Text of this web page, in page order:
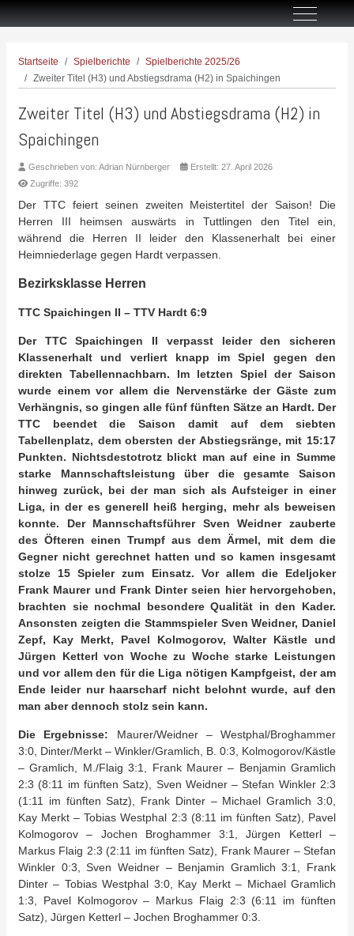
Off-
Startseite Spielberichte
Spielberichte 2025/26
Zweiter Titel (H3) und Abstiegsdrama (H2) in Spaichingen
Zweiter Titel (H3) und Abstiegsdrama (H2) in
Spaichingen
Geschrieben von: Adrian Nürnberger
Erstellt: 27. April 2026
Zugriffe: 392
Der TTC feiert seinen zweiten Meistertitel der Saison! Die
Herren III heimsen auswärts in Tuttlingen den Titel ein,
während die Herren II leider den Klassenerhalt bei einer
Heimniederlage gegen Hardt verpassen.
Bezirksklasse Herren
TTC Spaichingen II – TTV Hardt 6:9
Der TTC Spaichingen II verpasst leider den sicheren
Klassenerhalt und verliert knapp im Spiel gegen den
direkten Tabellennachbarn. Im letzten Spiel der Saison
wurde einem vor allem die Nervenstärke der Gäste zum
Verhängnis, so gingen alle fünf fünften Sätze an Hardt. Der
TTC beendet die Saison damit auf dem siebten
Tabellenplatz, dem obersten der Abstiegsränge, mit 15:17
Punkten. Nichtsdestotrotz blickt man auf eine in Summe
starke Mannschaftsleistung über die gesamte Saison
hinweg zurück, bei der man sich als Aufsteiger in einer
Liga, in der es generell heiß herging, mehr als beweisen
konnte. Der Mannschaftsführer Sven Weidner zauberte
des Öfteren einen Trumpf aus dem Ärmel, mit dem die
Gegner nicht gerechnet hatten und so kamen insgesamt
stolze 15 Spieler zum Einsatz. Vor allem die Edeljoker
Frank Maurer und Frank Dinter seien hier hervorgehoben,
brachten sie nochmal besondere Qualität in den Kader.
Ansonsten zeigten die Stammspieler Sven Weidner, Daniel
Zepf, Kay Merkt, Pavel Kolmogorov, Walter Kästle und
Jürgen Ketterl von Woche zu Woche starke Leistungen
und vor allem den für die Liga nötigen Kampfgeist, der am
Ende leider nur haarscharf nicht belohnt wurde, auf den
man aber dennoch stolz sein kann.
Die Ergebnisse: Maurer/Weidner – Westphal/Broghammer
3:0, Dinter/Merkt – Winkler/Gramlich, B. 0:3, Kolmogorov/Kästle
– Gramlich, M./Flaig 3:1, Frank Maurer – Benjamin Gramlich
2:3 (8:11 im fünften Satz), Sven Weidner – Stefan Winkler 2:3
(1:11 im fünften Satz), Frank Dinter – Michael Gramlich 3:0,
Kay Merkt – Tobias Westphal 2:3 (8:11 im fünften Satz), Pavel
Kolmogorov – Jochen Broghammer 3:1, Jürgen Ketterl –
Markus Flaig 2:3 (2:11 im fünften Satz), Frank Maurer – Stefan
Winkler 0:3, Sven Weidner – Benjamin Gramlich 3:1, Frank
Dinter – Tobias Westphal 3:0, Kay Merkt – Michael Gramlich
1:3, Pavel Kolmogorov – Markus Flaig 2:3 (6:11 im fünften
Satz), Jürgen Ketterl – Jochen Broghammer 0:3.